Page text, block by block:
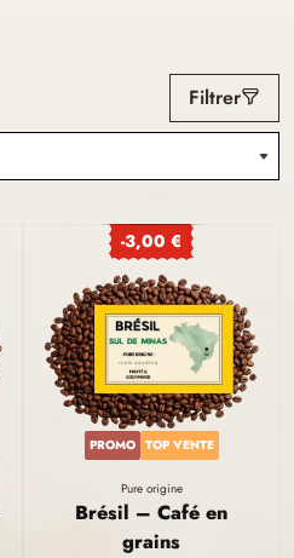
Filtrer
-3,00 €
PROMO TOP VENTE
Pure origine
Brésil – Café en
grains